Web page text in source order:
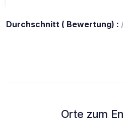
Durchschnitt ( Bewertung) :
Orte zum